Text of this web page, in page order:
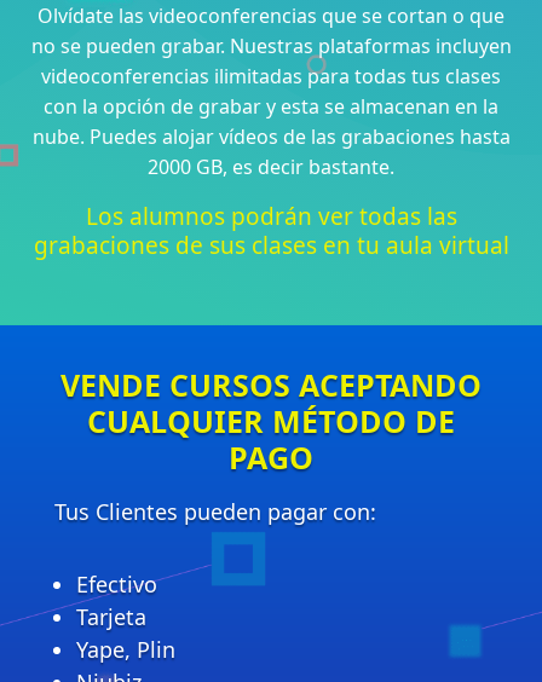
Olvídate las videoconferencias que se cortan o que
no se pueden grabar. Nuestras plataformas incluyen
videoconferencias ilimitadas para todas tus clases
con la opción de grabar y esta se almacenan en la
nube. Puedes alojar vídeos de las grabaciones hasta
2000 GB, es decir bastante.
Los alumnos podrán ver todas las
grabaciones de sus clases en tu aula virtual
VENDE CURSOS ACEPTANDO
CUALQUIER MÉTODO DE
PAGO
Tus Clientes pueden pagar con:
Efectivo
Tarjeta
Yape, Plin